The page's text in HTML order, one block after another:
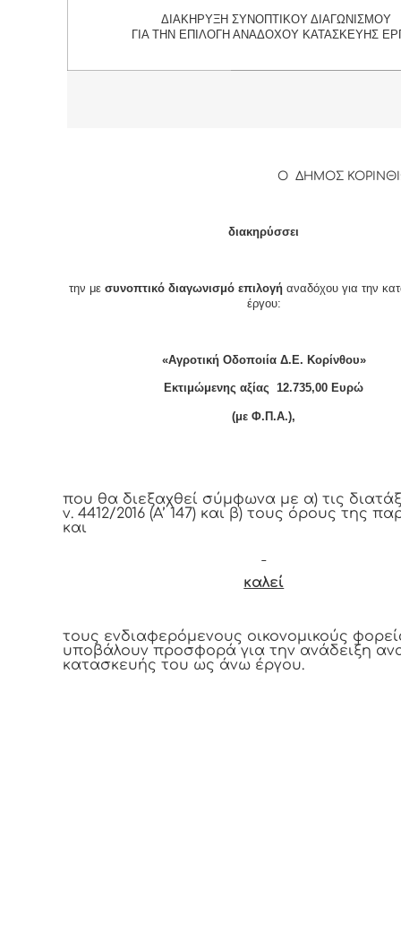
ΔΙΑΚΗΡΥΞΗ ΣΥΝΟΠΤΙΚΟΥ ΔΙΑΓΩΝΙΣΜΟΥ
ΓΙΑ ΤΗΝ ΕΠΙΛΟΓΗ ΑΝΑΔΟΧΟΥ ΚΑΤΑΣΚΕΥΗΣ
Ο ΔΗΜΟΣ
διακηρύσσει
την με συνοπτικό διαγωνισμό επιλογή αναδόχου για την
έργου:
«Αγροτική Οδοποιία Δ.Ε. Κορίνθου»
Εκτιμώμενης αξίας 12.735,00 Ευρώ
(με Φ.Π.Α.),
που θα διεξαχθεί σύμφωνα με α) τις
ν. 4412/2016 (Α’ 147) και β) τους όρους της
και
καλεί
τους ενδιαφερόμενους οικονομικούς
υποβάλουν προσφορά για την ανάδειξη
κατασκευής του ως άνω έργου.